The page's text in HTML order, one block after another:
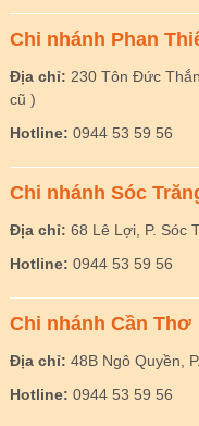
Chi nhánh Phan
Địa chỉ: 230 Tôn Đức
cũ )
Hotline: 0944 53 59 56
Chi nhánh Sóc
Địa chỉ: 68 Lê Lợi, P. Sóc
Hotline: 0944 53 59 56
Chi nhánh Cần Thơ
Địa chỉ: 48B Ngô Quyền,
Hotline: 0944 53 59 56